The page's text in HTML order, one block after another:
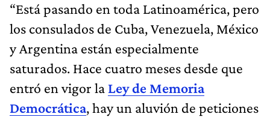
“Está pasando en toda Latinoamérica, pero
los consulados de Cuba, Venezuela, México
y Argentina están especialmente
saturados. Hace cuatro meses desde que
entró en vigor la Ley de Memoria
Democrática, hay un aluvión de peticiones